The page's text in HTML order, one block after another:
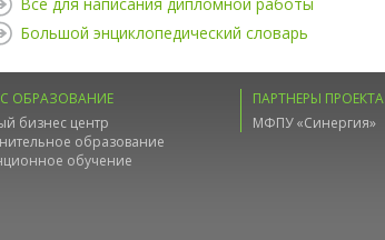
Большой энциклопедический словарь
ОБРАЗОВАНИЕ
бизнес центр
образование
обучение
ПАРТНЕРЫ ПРОЕКТА
МФПУ «Синергия»